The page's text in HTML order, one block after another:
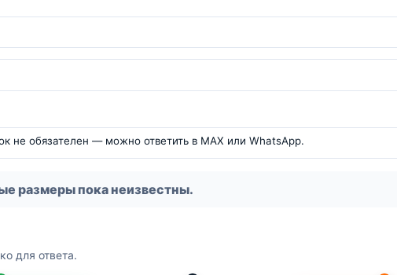
не обязателен — можно ответить в MAX или WhatsApp.
размеры пока неизвестны.
для ответа.